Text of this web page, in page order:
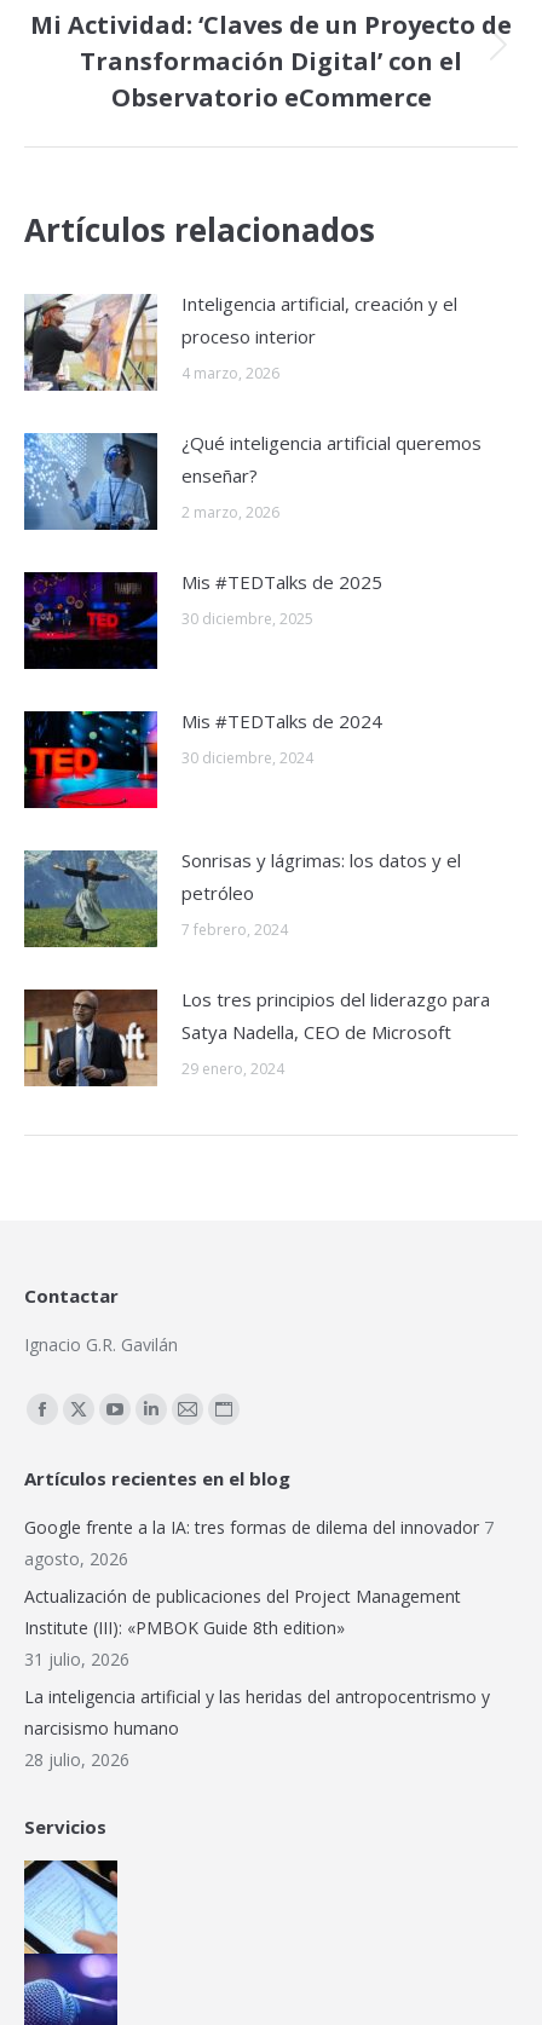
Publicación
siguiente:
Mi Actividad: ‘Claves de un Proyecto de
Transformación Digital’ con el
Observatorio eCommerce
Artículos relacionados
Inteligencia artificial, creación y el
proceso interior
4 marzo, 2026
¿Qué inteligencia artificial queremos
enseñar?
2 marzo, 2026
Mis #TEDTalks de 2025
30 diciembre, 2025
Mis #TEDTalks de 2024
30 diciembre, 2024
Sonrisas y lágrimas: los datos y el
petróleo
7 febrero, 2024
Los tres principios del liderazgo para
Satya Nadella, CEO de Microsoft
29 enero, 2024
Contactar
Ignacio G.R. Gavilán
Encuéntranos en:
Facebook
opens
new
X
opens
in
new
YouTube
opens
in
new
Linkedin
opens
in
Mail
opens
in
Sitio
page
opens
Artículos recientes en el blog
Google frente a la IA: tres formas de dilema del innovador 7
agosto, 2026
Actualización de publicaciones del Project Management
Institute (III): «PMBOK Guide 8th edition»
31 julio, 2026
La inteligencia artificial y las heridas del antropocentrismo y
narcisismo humano
28 julio, 2026
Servicios